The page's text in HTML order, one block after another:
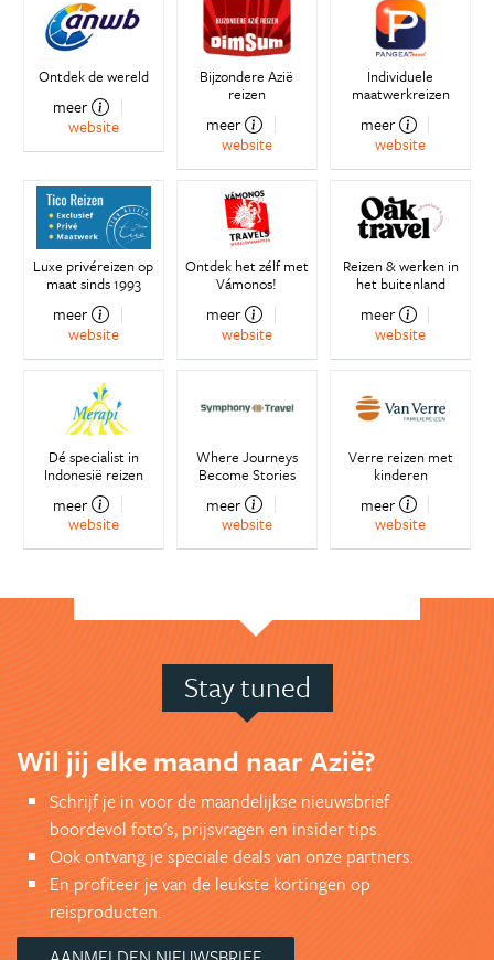
Ontdek de wereld
meer
website
Bijzondere Azië
reizen
meer
website
Individuele
maatwerkreizen
meer
website
Luxe privéreizen op
maat sinds 1993
meer
website
Ontdek het zélf met
Vámonos!
meer
website
Reizen & werken in
het buitenland
meer
website
Dé specialist in
Indonesië reizen
meer
website
Where Journeys
Become Stories
meer
website
Verre reizen met
kinderen
meer
website
Stay tuned
Wil jij elke maand naar Azië?
Schrijf je in voor de maandelijkse nieuwsbrief
boordevol foto's, prijsvragen en insider tips.
Ook ontvang je speciale deals van onze partners.
En profiteer je van de leukste kortingen op
reisproducten.